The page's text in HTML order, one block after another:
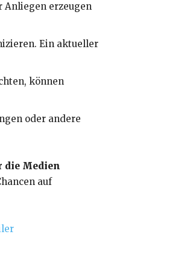
Anliegen erzeugen
Ein aktueller
können
oder andere
die Medien
auf